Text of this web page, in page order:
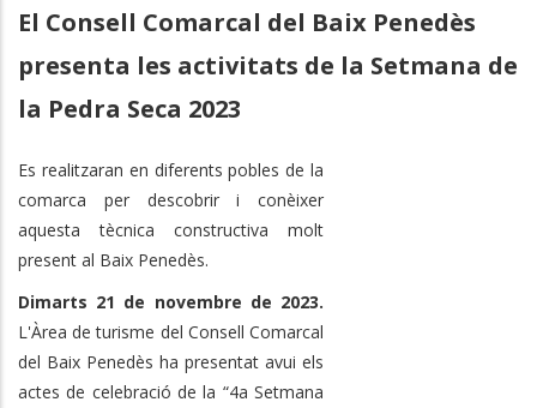
El Consell Comarcal del Baix Penedès
presenta les activitats de la Setmana de
la Pedra Seca 2023
Es realitzaran en diferents pobles de la
comarca per descobrir i conèixer
aquesta tècnica constructiva molt
present al Baix Penedès.
Dimarts 21 de novembre de 2023.
L'Àrea de turisme del Consell Comarcal
del Baix Penedès ha presentat avui els
actes de celebració de la “4a Setmana